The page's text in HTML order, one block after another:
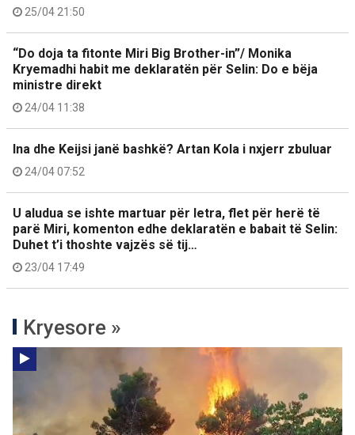
25/04 21:50
“Do doja ta fitonte Miri Big Brother-in”/ Monika
Kryemadhi habit me deklaratën për Selin: Do e bëja
ministre direkt
24/04 11:38
Ina dhe Keijsi janë bashkë? Artan Kola i nxjerr zbuluar
24/04 07:52
U aludua se ishte martuar për letra, flet për herë të
parë Miri, komenton edhe deklaratën e babait të Selin:
Duhet t’i thoshte vajzës së tij…
23/04 17:49
Kryesore »